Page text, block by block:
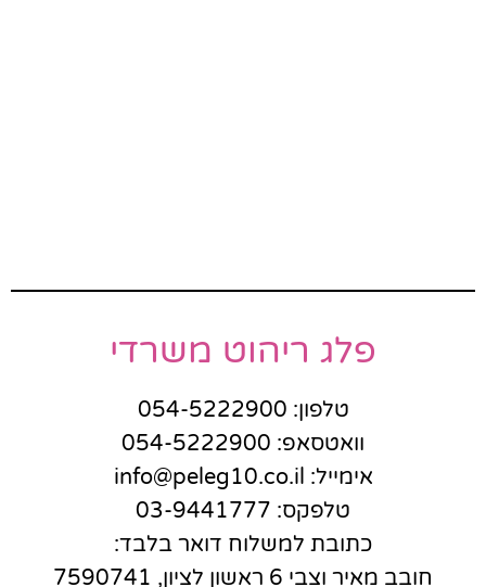
פלג ריהוט משרדי
טלפון: 054-5222900
וואטסאפ: 054-5222900
אימייל: info@peleg10.co.il
טלפקס: 03-9441777
כתובת למשלוח דואר בלבד:
חובב מאיר וצבי 6 ראשון לציון, 7590741